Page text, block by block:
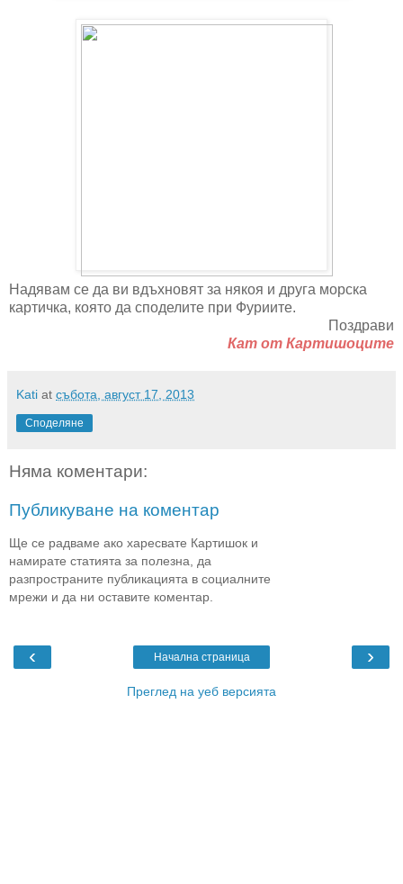
Надявам се да ви вдъхновят за някоя и друга морска
картичка, която да споделите при Фуриите.
Поздрави
Кат от Картишоците
Kati at събота, август 17, 2013
Споделяне
Няма коментари:
Публикуване на коментар
Ще се радваме ако харесвате Картишок и
намирате статията за полезна, да
разпространите публикацията в социалните
мрежи и да ни оставите коментар.
‹ ›
Начална страница
Преглед на уеб версията